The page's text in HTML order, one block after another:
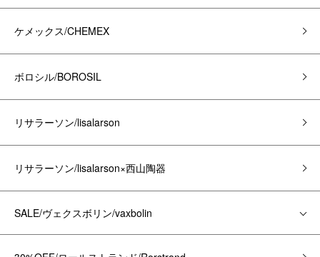
ケメックス/CHEMEX
ボロシル/BOROSIL
リサラーソン/lisalarson
リサラーソン/lisalarson×西山陶器
SALE/ヴェクスボリン/vaxbolin